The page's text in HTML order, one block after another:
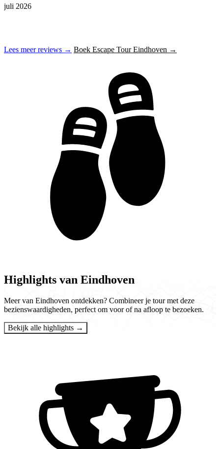
juli 2026
Lees meer reviews → Boek Escape Tour Eindhoven →
Highlights van Eindhoven
Meer van Eindhoven ontdekken? Combineer je tour met deze
bezienswaardigheden, perfect om voor of na afloop te bezoeken.
Bekijk alle highlights →